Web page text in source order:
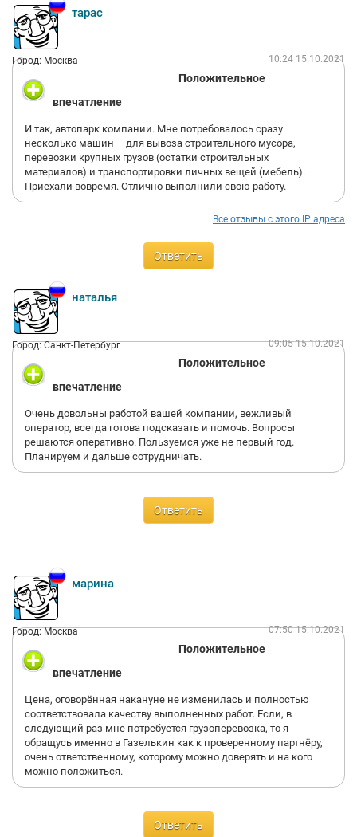
тарас
Город: Москва 10:24 15.10.2021
Положительное
впечатление
И так, автопарк компании. Мне потребовалось сразу
несколько машин – для вывоза строительного мусора,
перевозки крупных грузов (остатки строительных
материалов) и транспортировки личных вещей (мебель).
Приехали вовремя. Отлично выполнили свою работу.
Все отзывы с этого IP адреса
Ответить
наталья
Город: Санкт-Петербург 09:05 15.10.2021
Положительное
впечатление
Очень довольны работой вашей компании, вежливый
оператор, всегда готова подсказать и помочь. Вопросы
решаются оперативно. Пользуемся уже не первый год.
Планируем и дальше сотрудничать.
Ответить
марина
Город: Москва 07:50 15.10.2021
Положительное
впечатление
Цена, оговорённая накануне не изменилась и полностью
соответствовала качеству выполненных работ. Если, в
следующий раз мне потребуется грузоперевозка, то я
обращусь именно в Газелькин как к проверенному партнёру,
очень ответственному, которому можно доверять и на кого
можно положиться.
Ответить